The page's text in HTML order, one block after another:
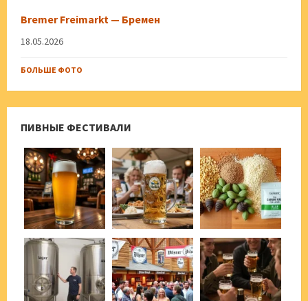
Bremer Freimarkt — Бремен
18.05.2026
БОЛЬШЕ ФОТО
ПИВНЫЕ ФЕСТИВАЛИ